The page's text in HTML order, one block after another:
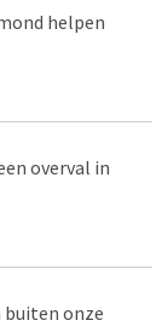
helpen
overval in
buiten onze